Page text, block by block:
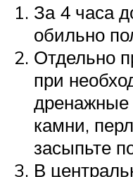
За 4 часа
обильно
Отдельно
при
дренажные
камни,
засыпьте
В